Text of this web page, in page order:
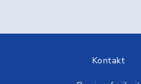
Kontakt